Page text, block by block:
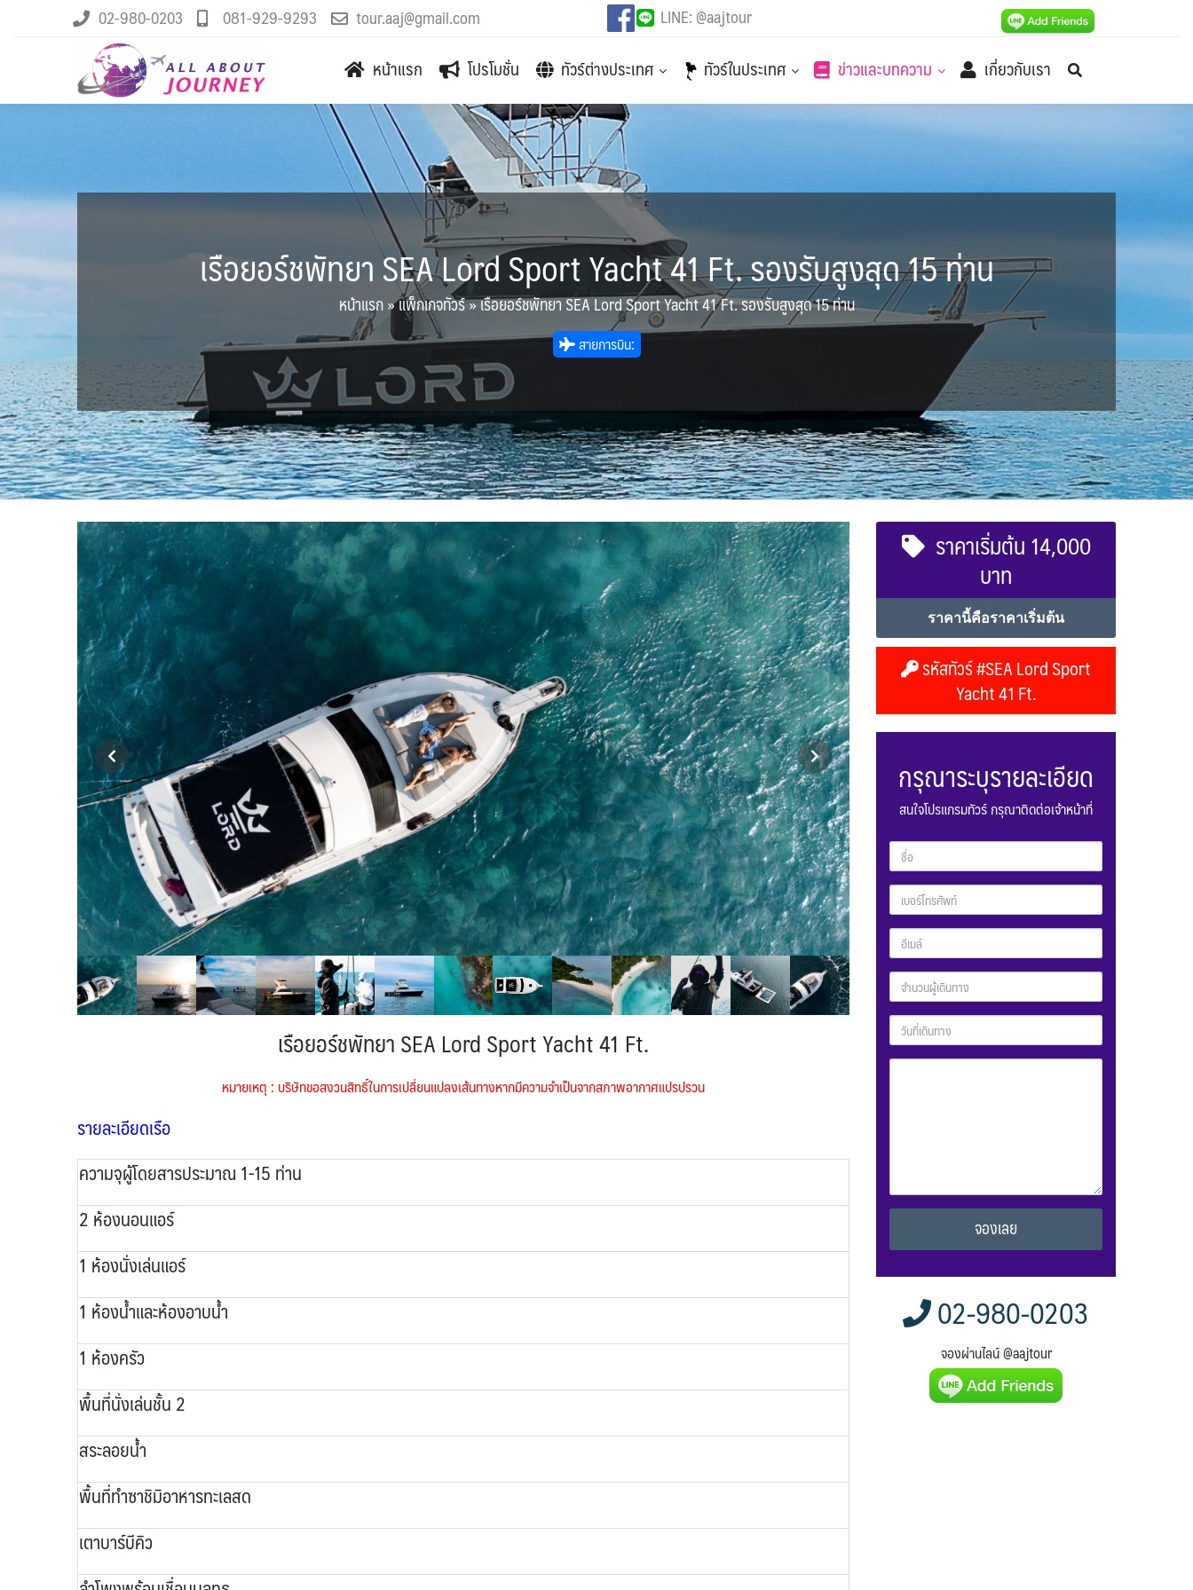
02-980-0203 081-929-9293 tour.aaj@gmail.com LINE: @aajtour
หน้าแรก โปรโมชั่น ทัวร์ต่างประเทศ ทัวร์ในประเทศ ข่าวและบทความ เกี่ยวกับเรา
เรือยอร์ชพัทยา SEA Lord Sport Yacht 41 Ft. รองรับสูงสุด 15 ท่าน
หน้าแรก»แพ็กเกจทัวร์»เรือยอร์ชพัทยา SEA Lord Sport Yacht 41 Ft. รองรับสูงสุด 15 ท่าน
สายการบิน:
เรือยอร์ชพัทยา SEA Lord Sport Yacht 41 Ft.
หมายเหตุ : บริษัทขอสงวนสิทธิ์ในการเปลี่ยนแปลงเส้นทางหากมีความจำเป็นจากสภาพอากาศแปรปรวน
รายละเอียดเรือ
ความจุผู้โดยสารประมาณ 1-15 ท่าน
2 ห้องนอนแอร์
1 ห้องนั่งเล่นแอร์
1 ห้องน้ำและห้องอาบน้ำ
1 ห้องครัว
พื้นที่นั่งเล่นชั้น 2
สระลอยน้ำ
พื้นที่ทำซาชิมิอาหารทะเลสด
เตาบาร์บีคิว
ราคาเริ่มต้น 14,000
บาท
ราคานี้คือราคาเริ่มต้น
รหัสทัวร์ #SEA Lord Sport
Yacht 41 Ft.
กรุณาระบุรายละเอียด
สนใจโปรแกรมทัวร์ กรุณาติดต่อเจ้าหน้าที่
Alternative:
02-980-0203
จองผ่านไลน์ @aajtour